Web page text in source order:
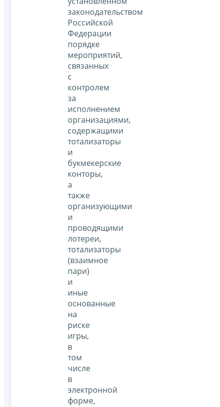
законодательством
Российской
Федерации
порядке
мероприятий,
связанных
с
контролем
за
исполнением
организациями,
содержащими
тотализаторы
и
букмекерские
конторы,
а
также
организующими
и
проводящими
лотереи,
тотализаторы
(взаимное
пари)
и
иные
основанные
на
риске
игры,
в
том
числе
в
электронной
форме,